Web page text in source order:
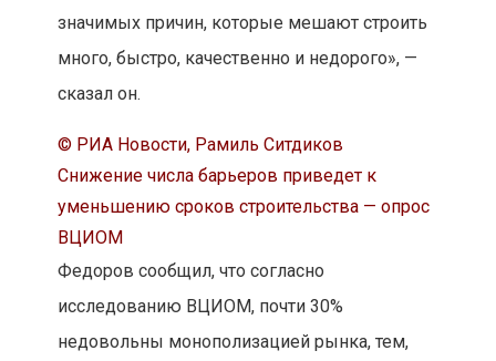
значимых причин, которые мешают строить
много, быстро, качественно и недорого», —
сказал он.
© РИА Новости, Рамиль Ситдиков
Снижение числа барьеров приведет к
уменьшению сроков строительства — опрос
ВЦИОМ
Федоров сообщил, что согласно
исследованию ВЦИОМ, почти 30%
недовольны монополизацией рынка, тем,